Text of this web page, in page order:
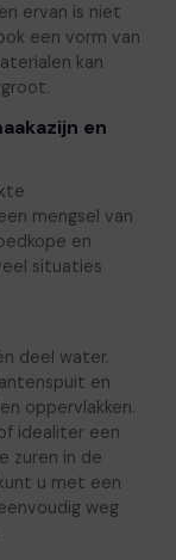
ervan is niet
een vorm van
kan
en
mengsel van
en
situaties
deel water.
en
oppervlakken.
idealiter een
zuren in de
u met een
weg